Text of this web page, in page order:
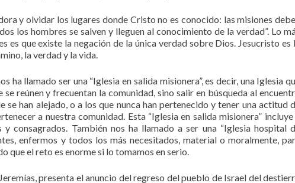
y olvidar los lugares donde Cristo no es conocido: las misiones
los hombres se salven y lleguen al conocimiento de la verdad”. Lo
es que existe la negación de la única verdad sobre Dios. Jesucristo es
la verdad y la vida.
ha llamado ser una “Iglesia en salida misionera”, es decir, una Iglesia
reúnen y frecuentan la comunidad, sino salir en búsqueda al
se han alejado, o a los que nunca han pertenecido y tener una actitud
a nuestra comunidad. Esta “Iglesia en salida misionera” incluye
consagrados. También nos ha llamado a ser una “Iglesia hospital
enfermos y todos los más necesitados, material o moralmente,
que el reto es enorme si lo tomamos en serio.
presenta el anuncio del regreso del pueblo de Israel del